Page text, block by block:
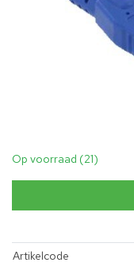
Op voorraad (21)
Artikelcode